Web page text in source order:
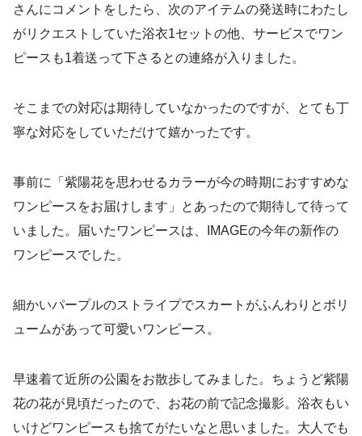
さんにコメントをしたら、次のアイテムの発送時にわたし
がリクエストしていた浴衣1セットの他、サービスでワン
ピースも1着送って下さるとの連絡が入りました。
そこまでの対応は期待していなかったのですが、とても丁
寧な対応をしていただけて嬉かったです。
事前に「紫陽花を思わせるカラーが今の時期におすすめな
ワンピースをお届けします」とあったので期待して待って
いました。届いたワンピースは、IMAGEの今年の新作の
ワンピースでした。
細かいパープルのストライプでスカートがふんわりとボリ
ュームがあって可愛いワンピース。
早速着て近所の公園をお散歩してみました。ちょうど紫陽
花の花が見頃だったので、お花の前で記念撮影。浴衣もい
いけどワンピースも捨てがたいなと思いました。大人でも